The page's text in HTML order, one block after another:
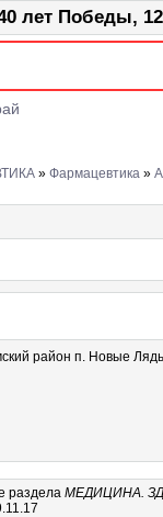
лет Победы, 12
» Фармацевтика »
район п. Новые
раздела МЕДИЦИНА.